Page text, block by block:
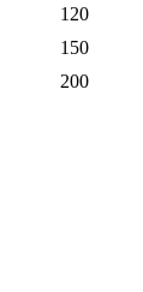
120
150
200